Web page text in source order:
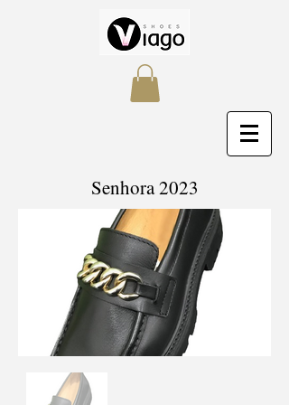
Senhora 2023